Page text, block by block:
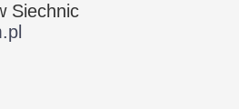
Siechnic